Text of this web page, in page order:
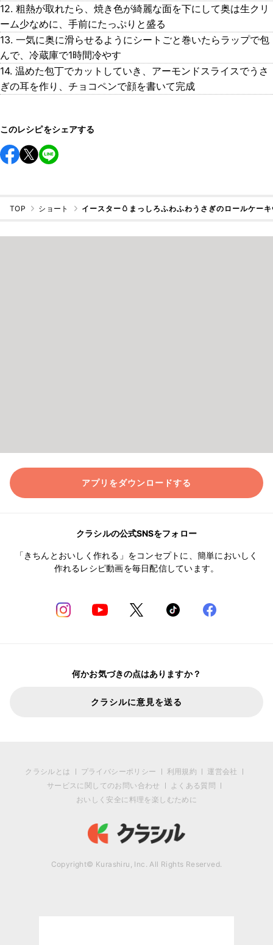
12. 粗熱が取れたら、焼き色が綺麗な面を下にして奥は生クリ
ーム少なめに、手前にたっぷりと盛る
13. 一気に奥に滑らせるようにシートごと巻いたらラップで包
んで、冷蔵庫で1時間冷やす
14. 温めた包丁でカットしていき、アーモンドスライスでうさ
ぎの耳を作り、チョコペンで顔を書いて完成
このレシピをシェアする
TOP ショート イースター🥚まっしろふわふわうさぎのロールケー
アプリをダウンロードする
クラシルの公式SNSをフォロー
「きちんとおいしく作れる」をコンセプトに、簡単においしく
作れるレシピ動画を毎日配信しています。
何かお気づきの点はありますか？
クラシルに意見を送る
クラシルとは プライバシーポリシー 利用規約
運営会社
サービスに関してのお問い合わせ
よくある質問
おいしく安全に料理を楽しむために
Copyright© Kurashiru, Inc. All Rights Reserved.